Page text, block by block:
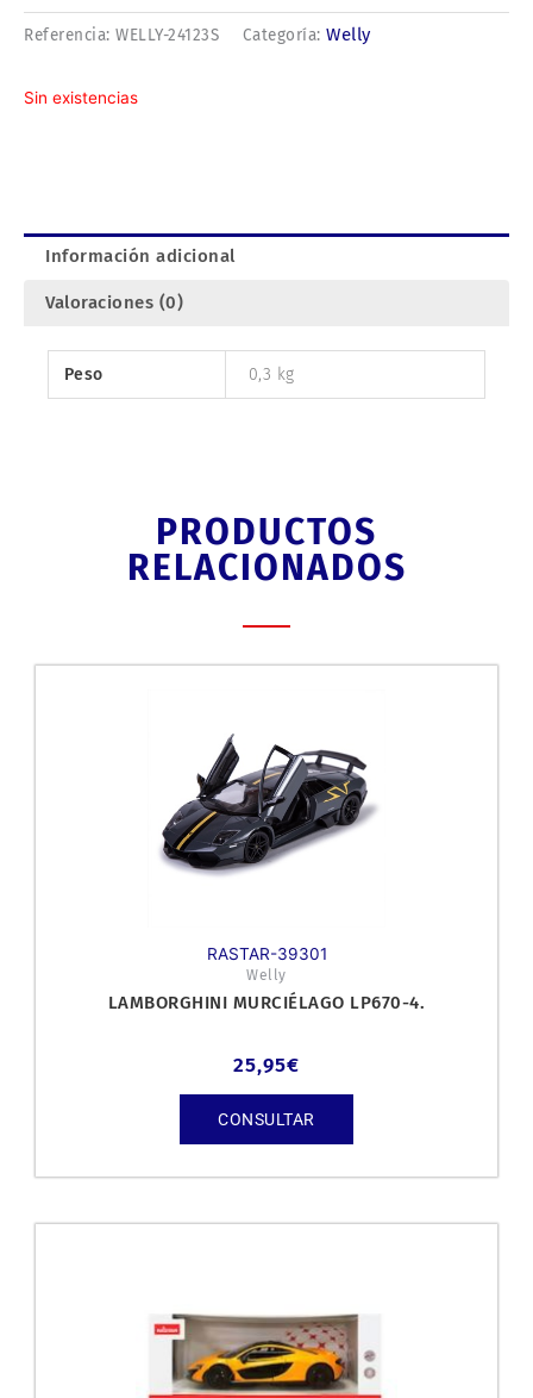
Referencia: WELLY-24123S Categoría: Welly
Sin existencias
Información adicional
Valoraciones (0)
Peso 0,3 kg
PRODUCTOS
RELACIONADOS
RASTAR-39301
Welly
LAMBORGHINI MURCIÉLAGO LP670-4.
25,95€
CONSULTAR